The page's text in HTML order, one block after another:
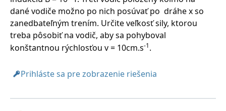
dané vodiče možno po nich posúvať po dráhe x so
zanedbateľným trením. Určite veľkosť sily, ktorou
treba pôsobiť na vodič, aby sa pohyboval
konštantnou rýchlosťou v = 10cm.s-1.
Prihláste sa pre zobrazenie riešenia